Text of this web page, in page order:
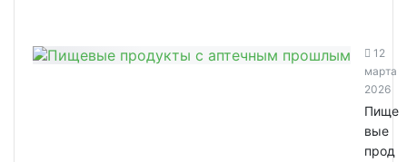
12
марта
2026
Пище
вые
прод